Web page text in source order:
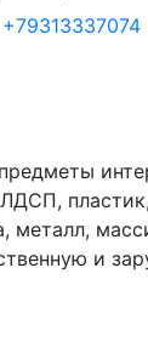
+79313337074
ЛДСП,
металл,
и